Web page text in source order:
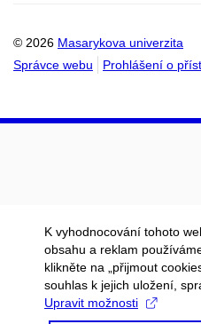
© 2026 Masarykova univerzita
Správce webu
Prohlášení o
K vyhodnocování tohoto
obsahu a reklam
klikněte na „přijmout
souhlas k jejich uložení,
Upravit možnosti